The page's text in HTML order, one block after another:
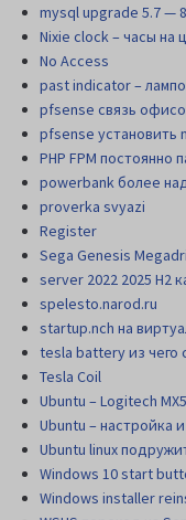
mysql upgrade 5.7 — 8
Nixie clock – часы на
No Access
past indicator –
pfsense связь
pfsense установить
PHP FPM
powerbank более
proverka svyazi
Register
Sega Genesis
server 2022 2025 H2
spelesto.narod.ru
startup.nch на
tesla battery из чего
Tesla Coil
Ubuntu – Logitech
Ubuntu – настройка
Ubuntu linux
Windows 10 start
Windows installer